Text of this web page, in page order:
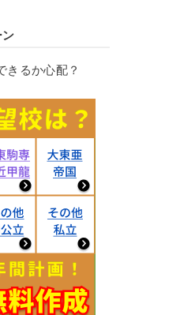
ン
きるか心配？